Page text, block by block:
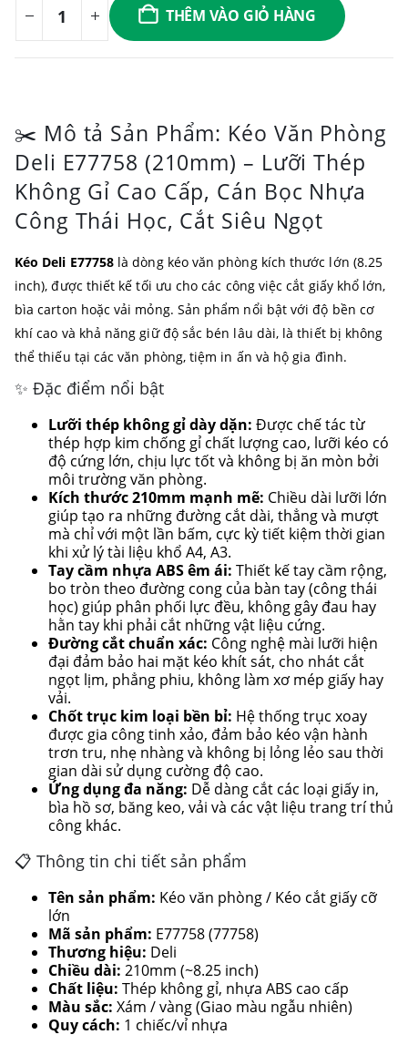
THÊM VÀO GIỎ HÀNG
✂️ Mô tả Sản Phẩm: Kéo Văn Phòng
Deli E77758 (210mm) – Lưỡi Thép
Không Gỉ Cao Cấp, Cán Bọc Nhựa
Công Thái Học, Cắt Siêu Ngọt
Kéo Deli E77758 là dòng kéo văn phòng kích thước lớn (8.25
inch), được thiết kế tối ưu cho các công việc cắt giấy khổ lớn,
bìa carton hoặc vải mỏng. Sản phẩm nổi bật với độ bền cơ
khí cao và khả năng giữ độ sắc bén lâu dài, là thiết bị không
thể thiếu tại các văn phòng, tiệm in ấn và hộ gia đình.
✨ Đặc điểm nổi bật
Lưỡi thép không gỉ dày dặn: Được chế tác từ
thép hợp kim chống gỉ chất lượng cao, lưỡi kéo có
độ cứng lớn, chịu lực tốt và không bị ăn mòn bởi
môi trường văn phòng.
Kích thước 210mm mạnh mẽ: Chiều dài lưỡi lớn
giúp tạo ra những đường cắt dài, thẳng và mượt
mà chỉ với một lần bấm, cực kỳ tiết kiệm thời gian
khi xử lý tài liệu khổ A4, A3.
Tay cầm nhựa ABS êm ái: Thiết kế tay cầm rộng,
bo tròn theo đường cong của bàn tay (công thái
học) giúp phân phối lực đều, không gây đau hay
hằn tay khi phải cắt những vật liệu cứng.
Đường cắt chuẩn xác: Công nghệ mài lưỡi hiện
đại đảm bảo hai mặt kéo khít sát, cho nhát cắt
ngọt lịm, phẳng phiu, không làm xơ mép giấy hay
vải.
Chốt trục kim loại bền bỉ: Hệ thống trục xoay
được gia công tinh xảo, đảm bảo kéo vận hành
trơn tru, nhẹ nhàng và không bị lỏng lẻo sau thời
gian dài sử dụng cường độ cao.
Ứng dụng đa năng: Dễ dàng cắt các loại giấy in,
bìa hồ sơ, băng keo, vải và các vật liệu trang trí thủ
công khác.
📋 Thông tin chi tiết sản phẩm
Tên sản phẩm: Kéo văn phòng / Kéo cắt giấy cỡ
lớn
Mã sản phẩm: E77758 (77758)
Thương hiệu: Deli
Chiều dài: 210mm (~8.25 inch)
Chất liệu: Thép không gỉ, nhựa ABS cao cấp
Màu sắc: Xám / vàng (Giao màu ngẫu nhiên)
Quy cách: 1 chiếc/vỉ nhựa